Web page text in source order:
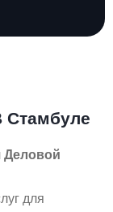
Стамбуле
Деловой
для